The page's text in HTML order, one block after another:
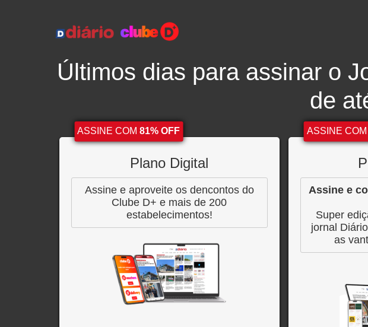
Últimos dias para assinar o
de
ASSINE COM81% OFF
Plano Digital
Assine e aproveite os dencontos do
Clube D+ e mais de 200
estabelecimentos!
ASSINE COM
Assine e
Super
jornal
as